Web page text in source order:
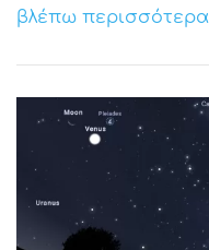
βλέπω περισσότερα